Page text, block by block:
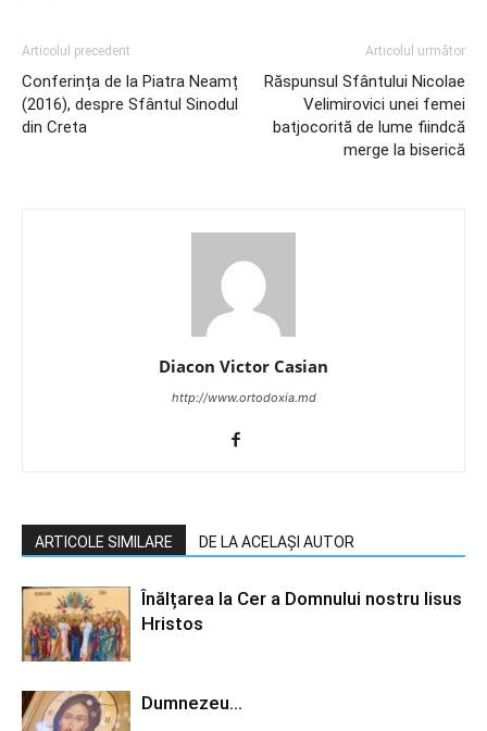
Articolul precedent
Conferința de la Piatra Neamț
(2016), despre Sfântul Sinodul
din Creta
Articolul următor
Răspunsul Sfântului Nicolae
Velimirovici unei femei
batjocorită de lume fiindcă
merge la biserică
Diacon Victor Casian
http://www.ortodoxia.md
ARTICOLE SIMILARE DE LA ACELAȘI AUTOR
Înălțarea la Cer a Domnului nostru Iisus
Hristos
Dumnezeu…